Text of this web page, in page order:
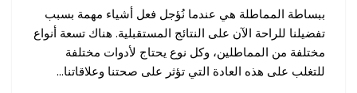
ببساطة المماطلة هي عندما نُؤجل فعل أشياء مهمة بسبب
تفضيلنا للراحة الآن على النتائج المستقبلية. هناك تسعة أنواع
مختلفة من المماطلين، وكل نوع يحتاج لأدوات مختلفة
للتغلب على هذه العادة التي تؤثر على صحتنا وعلاقاتنا…